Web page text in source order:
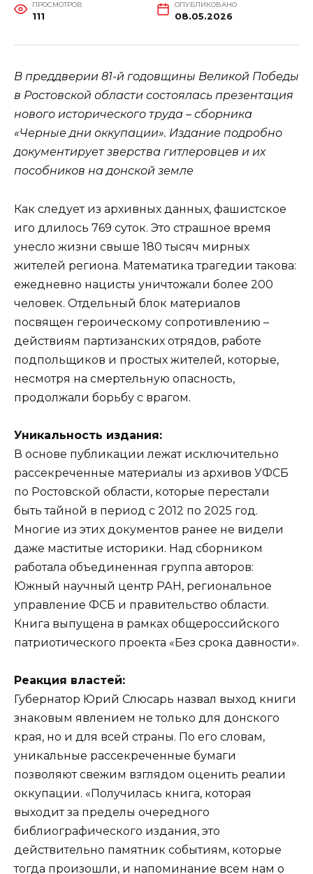
ПРОСМОТРОВ
111
ОПУБЛИКОВАНО
08.05.2026
В преддверии 81-й годовщины Великой Победы
в Ростовской области состоялась презентация
нового исторического труда – сборника
«Черные дни оккупации». Издание подробно
документирует зверства гитлеровцев и их
пособников на донской земле
Как следует из архивных данных, фашистское
иго длилось 769 суток. Это страшное время
унесло жизни свыше 180 тысяч мирных
жителей региона. Математика трагедии такова:
ежедневно нацисты уничтожали более 200
человек. Отдельный блок материалов
посвящен героическому сопротивлению –
действиям партизанских отрядов, работе
подпольщиков и простых жителей, которые,
несмотря на смертельную опасность,
продолжали борьбу с врагом.
Уникальность издания:
В основе публикации лежат исключительно
рассекреченные материалы из архивов УФСБ
по Ростовской области, которые перестали
быть тайной в период с 2012 по 2025 год.
Многие из этих документов ранее не видели
даже маститые историки. Над сборником
работала объединенная группа авторов:
Южный научный центр РАН, региональное
управление ФСБ и правительство области.
Книга выпущена в рамках общероссийского
патриотического проекта «Без срока давности».
Реакция властей:
Губернатор Юрий Слюсарь назвал выход книги
знаковым явлением не только для донского
края, но и для всей страны. По его словам,
уникальные рассекреченные бумаги
позволяют свежим взглядом оценить реалии
оккупации. «Получилась книга, которая
выходит за пределы очередного
библиографического издания, это
действительно памятник событиям, которые
тогда произошли, и напоминание всем нам о